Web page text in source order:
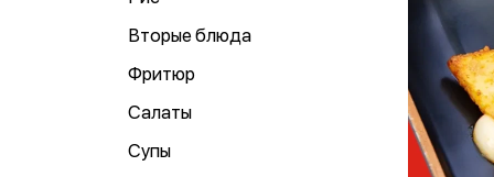
Вторые блюда
Фритюр
Салаты
Супы